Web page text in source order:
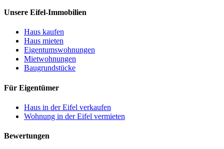
Unsere Eifel-Immobilien
Haus kaufen
Haus mieten
Eigentumswohnungen
Mietwohnungen
Baugrundstücke
Für Eigentümer
Haus in der Eifel verkaufen
Wohnung in der Eifel vermieten
Bewertungen